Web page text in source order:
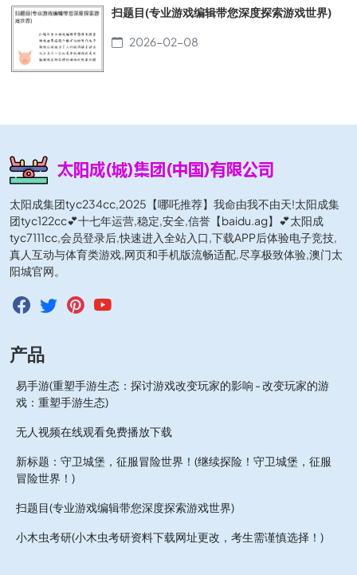
扫题目(专业游戏编辑带您深度探索游戏世界)
2026-02-08
太阳成集团tyc234cc,2025【哪吒推荐】我命由我不由天!太阳成集
团tyc122cc💕十七年运营,稳定,安全,信誉【baidu.ag】💕太阳成
tyc7111cc,会员登录后,快速进入全站入口,下载APP后体验电子竞技,
真人互动与体育类游戏,网页和手机版流畅适配,尽享极致体验,澳门太
阳城官网。
产品
易手游(重塑手游生态：探讨游戏改变玩家的影响 - 改变玩家的游
戏：重塑手游生态)
无人视频在线观看免费播放下载
新标题：守卫城堡，征服冒险世界！(继续探险！守卫城堡，征服
冒险世界！)
扫题目(专业游戏编辑带您深度探索游戏世界)
小木虫考研(小木虫考研资料下载网址更改，考生需谨慎选择！)